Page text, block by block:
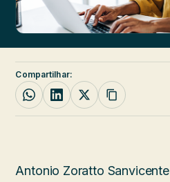
Compartilhar:
Antonio Zoratto Sanvicente